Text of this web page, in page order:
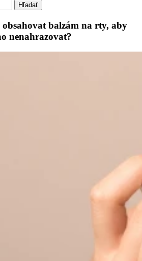
Hľadať
balzám na rty, aby
nenahrazovat?